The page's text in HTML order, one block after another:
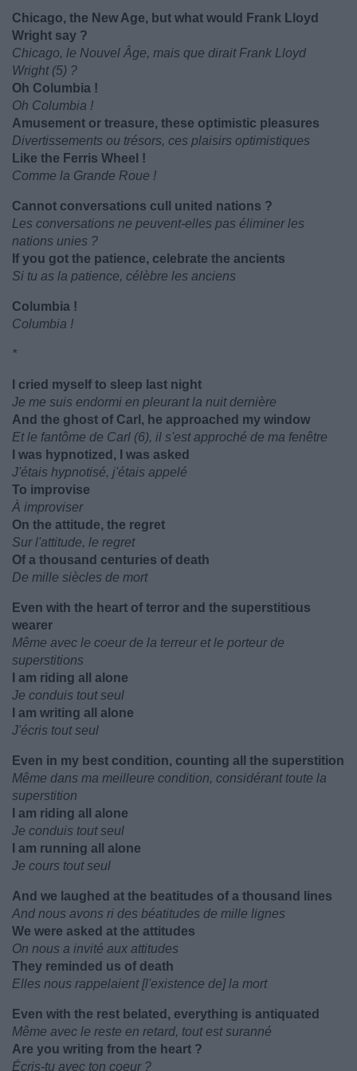
Chicago, the New Age, but what would Frank Lloyd
Wright say ?
Chicago, le Nouvel Âge, mais que dirait Frank Lloyd
Wright (5) ?
Oh Columbia !
Oh Columbia !
Amusement or treasure, these optimistic pleasures
Divertissements ou trésors, ces plaisirs optimistiques
Like the Ferris Wheel !
Comme la Grande Roue !
Cannot conversations cull united nations ?
Les conversations ne peuvent-elles pas éliminer les
nations unies ?
If you got the patience, celebrate the ancients
Si tu as la patience, célèbre les anciens
Columbia !
Columbia !
*
I cried myself to sleep last night
Je me suis endormi en pleurant la nuit dernière
And the ghost of Carl, he approached my window
Et le fantôme de Carl (6), il s'est approché de ma fenêtre
I was hypnotized, I was asked
J'étais hypnotisé, j'étais appelé
To improvise
À improviser
On the attitude, the regret
Sur l'attitude, le regret
Of a thousand centuries of death
De mille siècles de mort
Even with the heart of terror and the superstitious
wearer
Même avec le coeur de la terreur et le porteur de
superstitions
I am riding all alone
Je conduis tout seul
I am writing all alone
J'écris tout seul
Even in my best condition, counting all the superstition
Même dans ma meilleure condition, considérant toute la
superstition
I am riding all alone
Je conduis tout seul
I am running all alone
Je cours tout seul
And we laughed at the beatitudes of a thousand lines
And nous avons ri des béatitudes de mille lignes
We were asked at the attitudes
On nous a invité aux attitudes
They reminded us of death
Elles nous rappelaient [l'existence de] la mort
Even with the rest belated, everything is antiquated
Même avec le reste en retard, tout est suranné
Are you writing from the heart ?
Écris-tu avec ton coeur ?